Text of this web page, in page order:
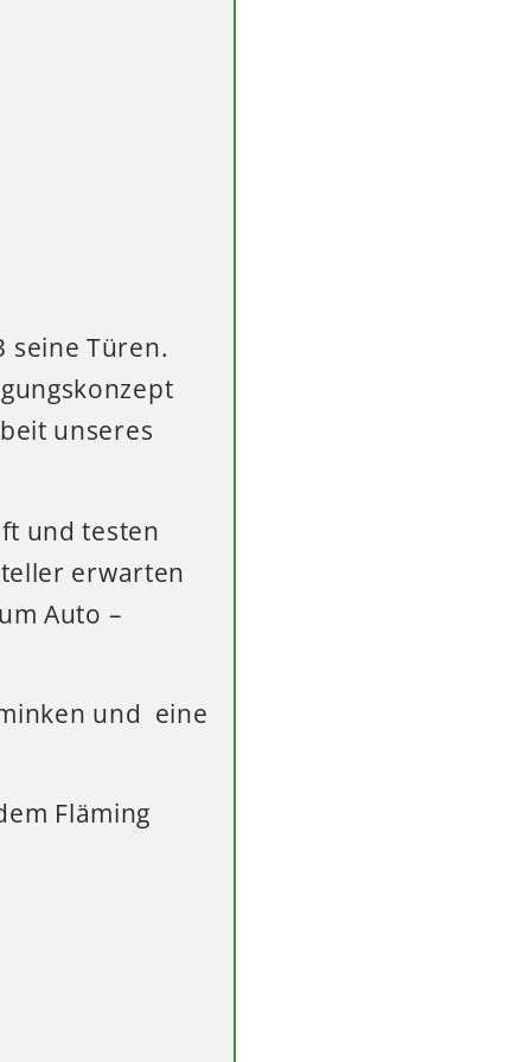
seine Türen.
unseres
und testen
erwarten
Auto –
und eine
Fläming